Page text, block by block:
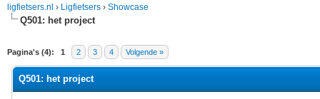
ligfietsers.nl › Ligfietsers › Showcase
Q501: het project
Pagina's (4): 1 2 3 4 Volgende »
waardering is 0
Q501: het project